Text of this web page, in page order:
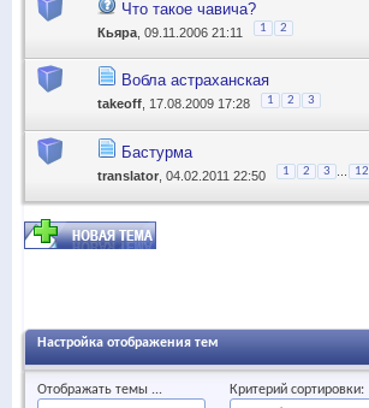
Что такое чавича?
Кьяра , 09.11.2006 21:11 1 2
Вобла астраханская
takeoff , 17.08.2009 17:28 1 2 3
Бастурма
translator , 04.02.2011 22:50 1 2 3 12
Настройка отображения тем
Отображать темы ... Критерий сортировки: